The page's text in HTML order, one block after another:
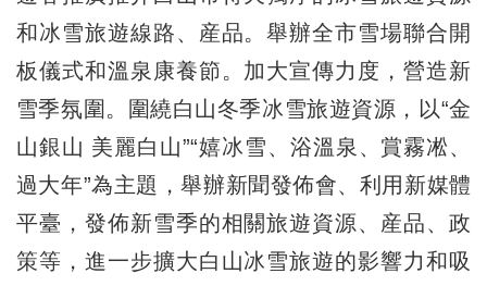
和冰雪旅遊線路、産品。舉辦全市雪場聯合開
板儀式和溫泉康養節。加大宣傳力度，營造新
雪季氛圍。圍繞白山冬季冰雪旅遊資源，以“金
山銀山 美麗白山”“嬉冰雪、浴溫泉、賞霧凇、
過大年”為主題，舉辦新聞發佈會、利用新媒體
平臺，發佈新雪季的相關旅遊資源、産品、政
策等，進一步擴大白山冰雪旅遊的影響力和吸